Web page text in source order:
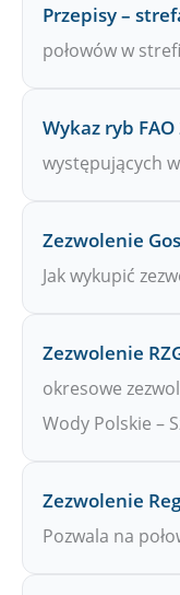
Przepisy –
połowów w
Wykaz ryb FAO
występujących w
Zezwolenie
Jak wykupić
Zezwolenie
okresowe
Wody Polskie –
Zezwolenie
Pozwala na